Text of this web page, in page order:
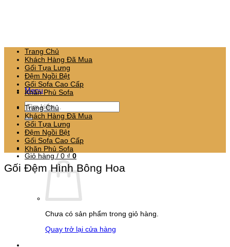
Menu
Tìm
kiếm:
Giỏ hàng / 0 ₫ 0
Chưa có sản phẩm trong giỏ hàng.
Quay trở lại cửa hàng
Trang Chủ
Khách Hàng Đã Mua
Gối Tựa Lưng
Đệm Ngồi Bệt
Gối Sofa Cao Cấp
Khăn Phủ Sofa
Trang Chủ
Khách Hàng Đã Mua
Gối Tựa Lưng
Đệm Ngồi Bệt
Gối Sofa Cao Cấp
Khăn Phủ Sofa
Gối Đệm Hình Bông Hoa